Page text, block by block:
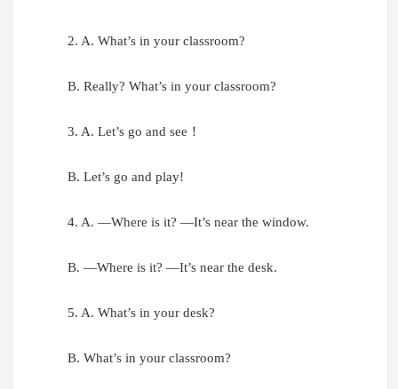
2. A. What’s in your classroom?
B. Really? What’s in your classroom?
3. A. Let’s go and see！
B. Let’s go and play!
4. A. —Where is it? —It’s near the window.
B. —Where is it? —It’s near the desk.
5. A. What’s in your desk?
B. What’s in your classroom?